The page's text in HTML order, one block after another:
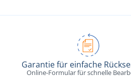
Garantie für einfache
Online-Formular für schnelle